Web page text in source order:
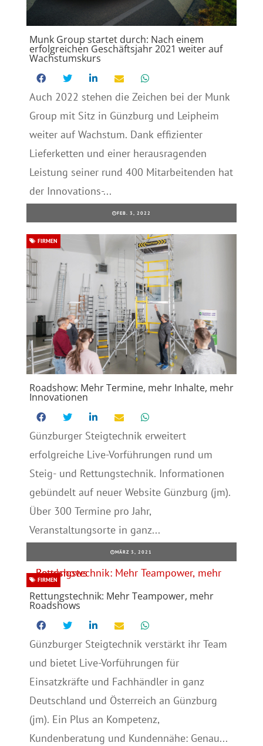
Munk Group startet durch: Nach einem
erfolgreichen Geschäftsjahr 2021 weiter auf
Wachstumskurs
Auch 2022 stehen die Zeichen bei der Munk
Group mit Sitz in Günzburg und Leipheim
weiter auf Wachstum. Dank effizienter
Lieferketten und einer herausragenden
Leistung seiner rund 400 Mitarbeitenden hat
der Innovations-...
FEB. 3, 2022
Roadshow: Mehr Termine, mehr Inhalte, mehr
Innovationen
FIRMEN
Günzburger Steigtechnik erweitert
erfolgreiche Live-Vorführungen rund um
Steig- und Rettungstechnik. Informationen
gebündelt auf neuer Website Günzburg (jm).
Über 300 Termine pro Jahr,
Veranstaltungsorte in ganz...
MÄRZ 3, 2021
Rettungstechnik: Mehr Teampower, mehr
Roadshows
FIRMEN
Günzburger Steigtechnik verstärkt ihr Team
und bietet Live-Vorführungen für
Einsatzkräfte und Fachhändler in ganz
Deutschland und Österreich an Günzburg
(jm). Ein Plus an Kompetenz,
Kundenberatung und Kundennähe: Genau...